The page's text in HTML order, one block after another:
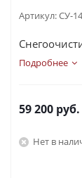
Артикул:СУ-
Подробнее
59 200 руб.
Нет в